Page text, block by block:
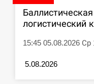
логистический
15:45 05.08.2026
5.08.2026